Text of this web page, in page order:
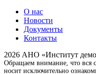
О нас
Новости
Документы
Контакты
2026 АНО «Институт
Обращаем внимание, что вся
носит исключительно